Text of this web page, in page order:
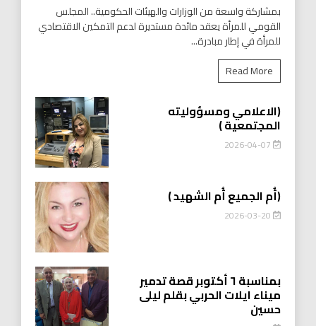
بمشاركة واسعة من الوزارات والهيئات الحكومية.. المجلس
القومي للمرأة يعقد مائدة مستديرة لدعم التمكين الاقتصادي
للمرأة في إطار مبادرة...
Read More
(الاعلامي ومسؤوليته
المجتمعية )
2026-04-07
(أُم الجميع أُم الشهيد )
2026-03-20
بمناسبة ٦ أكتوبر قصة تدمير
ميناء ايلات الحربي بقلم ليلى
حسين